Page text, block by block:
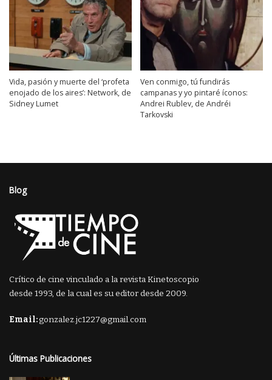
Vida, pasión y muerte del ‘profeta
enojado de los aires’: Network, de
Sidney Lumet
Ven conmigo, tú fundirás
campanas y yo pintaré íconos:
Andrei Rublev, de Andréi
Tarkovski
Blog
Crítico de cine vinculado a la revista Kinetoscopio
desde 1993, de la cual es su editor desde 2009.
Email:gonzalez.jc1227@gmail.com
Últimas Publicaciones